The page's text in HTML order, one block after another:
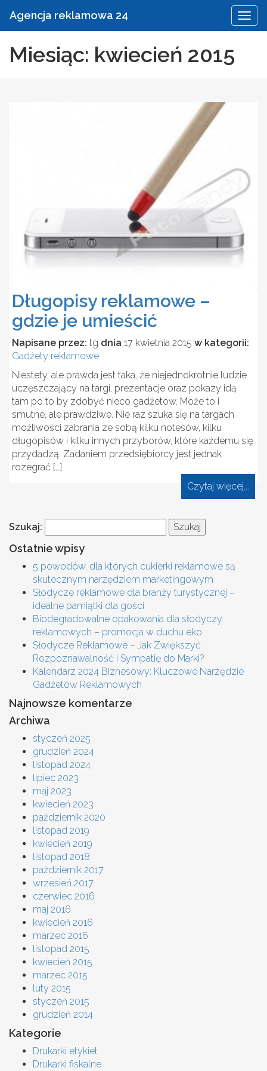
Agencja reklamowa 24
Miesiąc: kwiecień 2015
Długopisy reklamowe –
gdzie je umieścić
Napisane przez: tg dnia 17 kwietnia 2015 w kategorii:
Gadżety reklamowe
Niestety, ale prawda jest taka, że niejednokrotnie ludzie
uczęszczający na targi, prezentacje oraz pokazy idą
tam po to by zdobyć nieco gadżetów. Może to i
smutne, ale prawdziwe. Nie raz szuka się na targach
możliwości zabrania ze sobą kilku notesów, kilku
długopisów i kilku innych przyborów, które każdemu się
przydadzą. Zadaniem przedsiębiorcy jest jednak
rozegrać […]
Czytaj więcej...
Szukaj:
Ostatnie wpisy
5 powodów, dla których cukierki reklamowe są
skutecznym narzędziem marketingowym
Słodycze reklamowe dla branży turystycznej –
idealne pamiątki dla gości
Biodegradowalne opakowania dla słodyczy
reklamowych – promocja w duchu eko
Słodycze Reklamowe – Jak Zwiększyć
Rozpoznawalność i Sympatię do Marki?
Kalendarz 2024 Biznesowy: Kluczowe Narzędzie
Gadżetów Reklamowych
Najnowsze komentarze
Archiwa
styczeń 2025
grudzień 2024
listopad 2024
lipiec 2023
maj 2023
kwiecień 2023
październik 2020
listopad 2019
kwiecień 2019
listopad 2018
październik 2017
wrzesień 2017
czerwiec 2016
maj 2016
kwiecień 2016
marzec 2016
listopad 2015
kwiecień 2015
marzec 2015
luty 2015
styczeń 2015
grudzień 2014
Kategorie
Drukarki etykiet
Drukarki fiskalne